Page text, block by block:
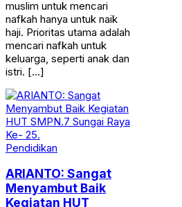
muslim untuk mencari
nafkah hanya untuk naik
haji. Prioritas utama adalah
mencari nafkah untuk
keluarga, seperti anak dan
istri. […]
Pendidikan
ARIANTO: Sangat
Menyambut Baik
Kegiatan HUT